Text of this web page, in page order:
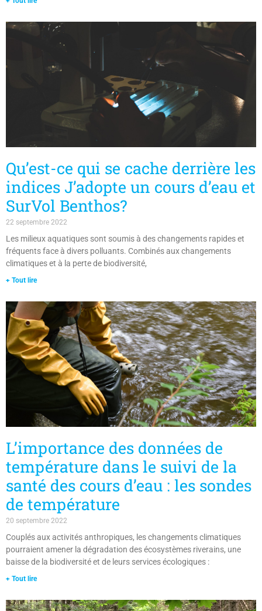
Qu’est-ce qui se cache derrière les
indices J’adopte un cours d’eau et
SurVol Benthos?
Les milieux aquatiques sont soumis à des changements rapides et
fréquents face à divers polluants. Combinés aux changements
climatiques et à la perte de biodiversité,
L’importance des données de
température dans le suivi de la
santé des cours d’eau : les sondes
de température
20 septembre 2022
Couplés aux activités anthropiques, les changements climatiques
pourraient amener la dégradation des écosystèmes riverains, une
baisse de la biodiversité et de leurs services écologiques :